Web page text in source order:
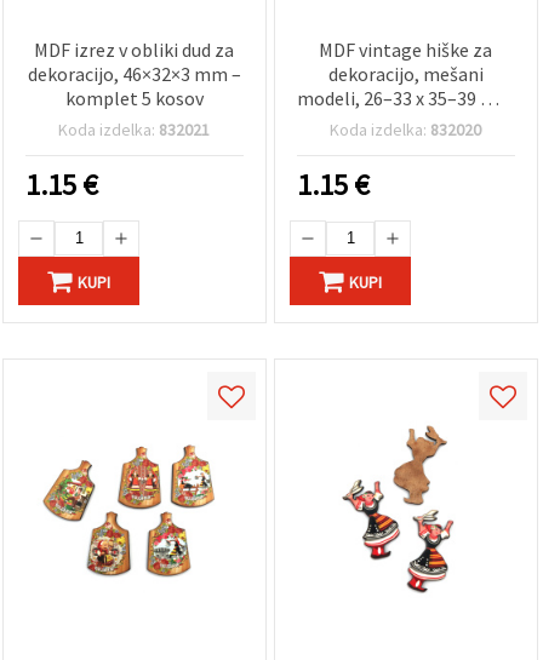
MDF izrez v obliki dud za
dekoracijo, 46×32×3 mm –
komplet 5 kosov
Koda izdelka: 832021
1.15€
KUPI
MDF vintage hiške za
dekoracijo, mešani
modeli, 26–33 x 35–39 mm
– 5 kosov
Koda izdelka: 832020
1.15€
KUPI